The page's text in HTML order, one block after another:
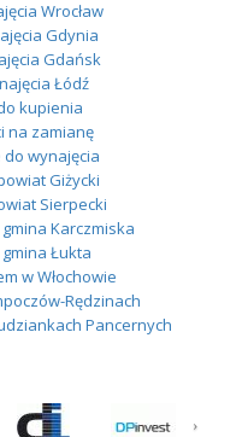
Wrocław
Gdynia
Gdańsk
Łódź
kupienia
na zamianę
wynajęcia
Giżycki
Sierpecki
Karczmiska
Łukta
w Włochowie
Rędzinach
Pancernych